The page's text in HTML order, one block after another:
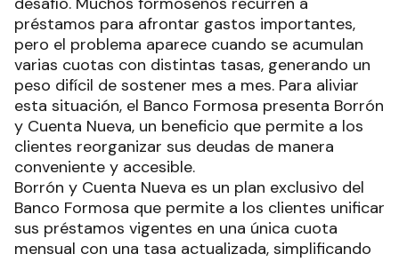
préstamos para afrontar gastos importantes,
pero el problema aparece cuando se acumulan
varias cuotas con distintas tasas, generando un
peso difícil de sostener mes a mes. Para aliviar
esta situación, el Banco Formosa presenta Borrón
y Cuenta Nueva, un beneficio que permite a los
clientes reorganizar sus deudas de manera
conveniente y accesible.
Borrón y Cuenta Nueva es un plan exclusivo del
Banco Formosa que permite a los clientes unificar
sus préstamos vigentes en una única cuota
mensual con una tasa actualizada, simplificando